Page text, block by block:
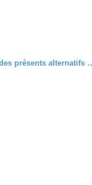
Designer la critique et la